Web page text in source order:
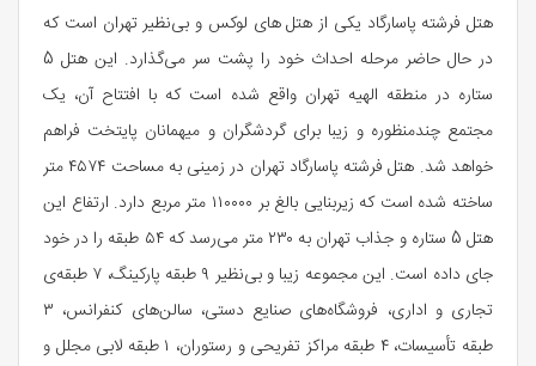
هتل فرشته پاسارگاد یکی از هتل های لوکس و بی‌نظیر تهران است که
در حال حاضر مرحله احداث خود را پشت سر می‌گذارد. این هتل 5
ستاره در منطقه الهیه تهران واقع شده است که با افتتاح آن، یک
مجتمع چندمنظوره و زیبا برای گردشگران و میهمانان پایتخت فراهم
خواهد شد. هتل فرشته پاسارگاد تهران در زمینی به مساحت ۴۵۷۴ متر
ساخته شده است که زیربنایی بالغ بر ۱۱۰۰۰۰ متر مربع دارد. ارتفاع این
هتل 5 ستاره و جذاب تهران به ۲۳۰ متر می‌رسد که ۵۴ طبقه را در خود
جای داده است. این مجموعه زیبا و بی‌نظیر ۹ طبقه پارکینگ، ۷ طبقه‌ی
تجاری و اداری، فروشگاه‌های صنایع دستی، سالن‌های کنفرانس، ۳
طبقه تأسیسات، ۴ طبقه مراکز تفریحی و رستوران، ۱ طبقه لابی مجلل و